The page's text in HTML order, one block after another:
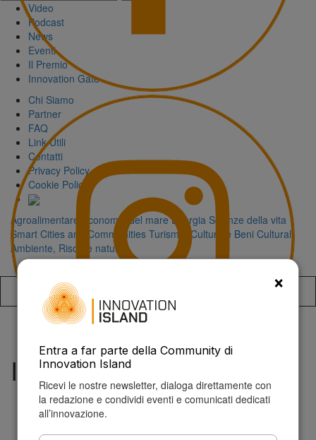
Video
Podcast
News
Eventi
Il Premio
Innovation Gate
Chi Siamo
Partner
FAQ
Link Utili
Contatti
Privacy Policy
Cookie Policy
Agroalimentare Economia del mare Energia Scienze della vita
Smart Cities and Communities Turismo, Cultura e Beni Culturali
Ambiente, Risorse naturali
INFORMAME
×
Entra a far parte della Community di
Innovation Island
Ricevi le nostre newsletter, dialoga direttamente con
la redazione e condividi eventi e comunicati dedicati
all’innovazione.